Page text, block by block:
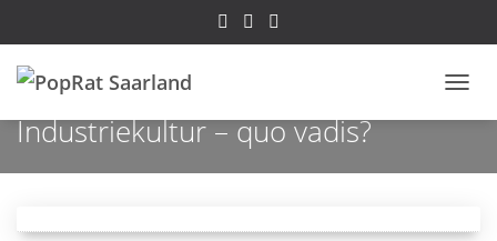
Industriekultur – quo vadis?